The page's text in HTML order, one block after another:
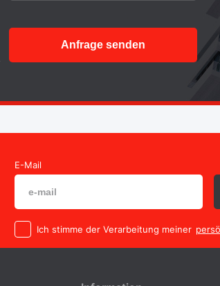
Anfrage senden
E-Mail
Ich stimme der Verarbeitung meiner